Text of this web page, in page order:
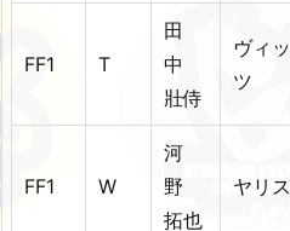
FF1 T
田
中
壯侍
ヴィッ
ツ
FF1 W
河
野
拓也
ヤリス